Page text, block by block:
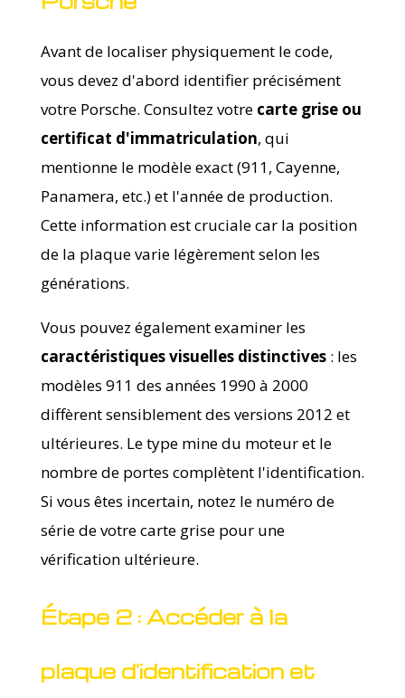
Avant de localiser physiquement le code,
vous devez d'abord identifier précisément
votre Porsche. Consultez votre carte grise ou
certificat d'immatriculation, qui
mentionne le modèle exact (911, Cayenne,
Panamera, etc.) et l'année de production.
Cette information est cruciale car la position
de la plaque varie légèrement selon les
générations.
Vous pouvez également examiner les
caractéristiques visuelles distinctives: les
modèles 911 des années 1990 à 2000
diffèrent sensiblement des versions 2012 et
ultérieures. Le type mine du moteur et le
nombre de portes complètent l'identification.
Si vous êtes incertain, notez le numéro de
série de votre carte grise pour une
vérification ultérieure.
Étape 2 : Accéder à la
plaque d'identification et